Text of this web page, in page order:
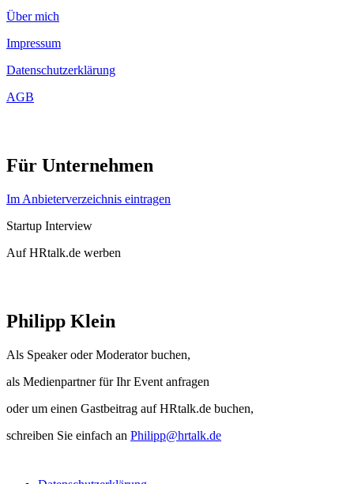
Über mich
Impressum
Datenschutzerklärung
AGB
Für Unternehmen
Im Anbieterverzeichnis eintragen
Startup Interview
Auf HRtalk.de werben
Philipp Klein
Als Speaker oder Moderator buchen,
als Medienpartner für Ihr Event anfragen
oder um einen Gastbeitrag auf HRtalk.de buchen,
schreiben Sie einfach an Philipp@hrtalk.de